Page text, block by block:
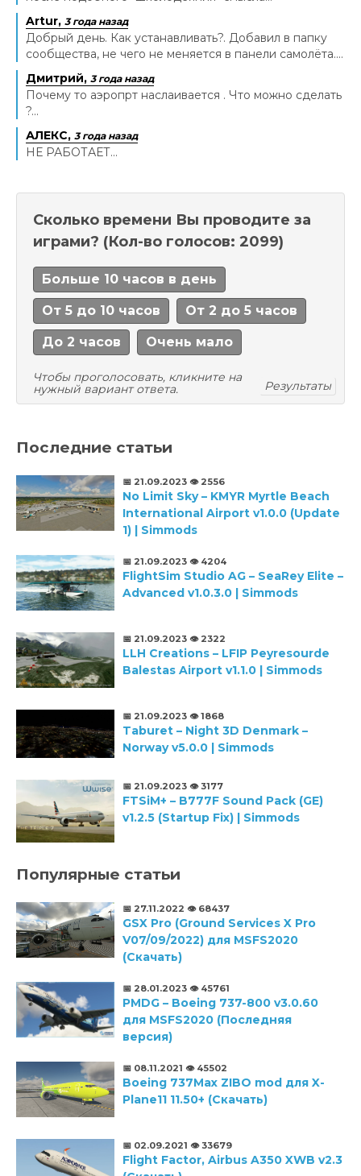
Artur, 3 года назад
Добрый день. Как устанавливать?. Добавил в папку
сообщества, не чего не меняется в панели самолёта....
Дмитрий, 3 года назад
Почему то аэропрт наслаивается . Что можно сделать
?...
АЛЕКС, 3 года назад
НЕ РАБОТАЕТ...
Сколько времени Вы проводите за
играми? (Кол-во голосов: 2099)
Больше 10 часов в день
От 5 до 10 часов От 2 до 5 часов
До 2 часов Очень мало
Чтобы проголосовать, кликните на
нужный вариант ответа.
Результаты
Последние статьи
📅 21.09.2023 👁️ 2556
No Limit Sky – KMYR Myrtle Beach
International Airport v1.0.0 (Update
1) | Simmods
📅 21.09.2023 👁️ 4204
FlightSim Studio AG – SeaRey Elite –
Advanced v1.0.3.0 | Simmods
📅 21.09.2023 👁️ 2322
LLH Creations – LFIP Peyresourde
Balestas Airport v1.1.0 | Simmods
📅 21.09.2023 👁️ 1868
Taburet – Night 3D Denmark –
Norway v5.0.0 | Simmods
📅 21.09.2023 👁️ 3177
FTSiM+ – B777F Sound Pack (GE)
v1.2.5 (Startup Fix) | Simmods
Популярные статьи
📅 27.11.2022 👁️ 68437
GSX Pro (Ground Services X Pro
V07/09/2022) для MSFS2020
(Скачать)
📅 28.01.2023 👁️ 45761
PMDG – Boeing 737-800 v3.0.60
для MSFS2020 (Последняя
версия)
📅 08.11.2021 👁️ 45502
Boeing 737Max ZIBO mod для X-
Plane11 11.50+ (Скачать)
📅 02.09.2021 👁️ 33679
Flight Factor, Airbus A350 XWB v2.3